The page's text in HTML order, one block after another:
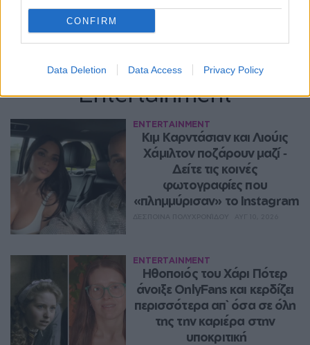
CONFIRM
Data Deletion Data Access Privacy Policy
Περισσότερα Θέματα
Entertainment
ENTERTAINMENT
Κιμ Καρντάσιαν και Λιούις
Χάμιλτον ποζάρουν μαζί ‑
Δείτε τις κοινές
φωτογραφίες που
«πλημμύρισαν» το Instagram
ENTERTAINMENT
Ηθοποιός του Χάρι Πότερ
άνοιξε OnlyFans και κερδίζει
περισσότερα απ` όσα σε όλη
της την καριέρα στην
υποκριτική